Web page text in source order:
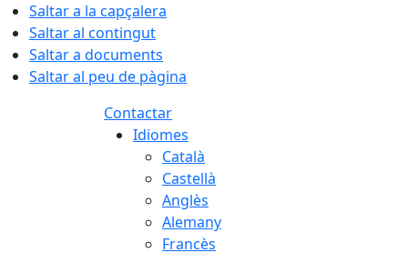
Saltar a la capçalera
Saltar al contingut
Saltar a documents
Saltar al peu de pàgina
Contactar
Idiomes
Català
Castellà
Anglès
Alemany
Francès